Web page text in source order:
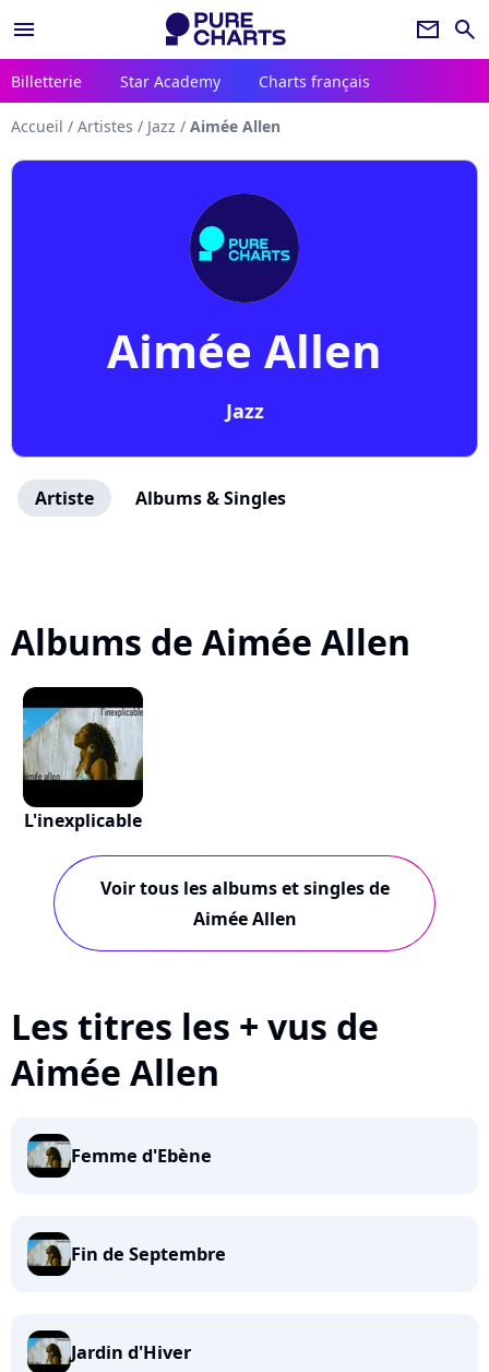
menu newsletter search
Billetterie Star Academy Charts français
Accueil / Artistes / Jazz / Aimée Allen
Aimée Allen
Jazz
Artiste Albums & Singles
Albums de Aimée Allen
L'inexplicable
Voir tous les albums et singles de
Aimée Allen
Les titres les + vus de
Aimée Allen
Femme d'Ebène
Fin de Septembre
Jardin d'Hiver